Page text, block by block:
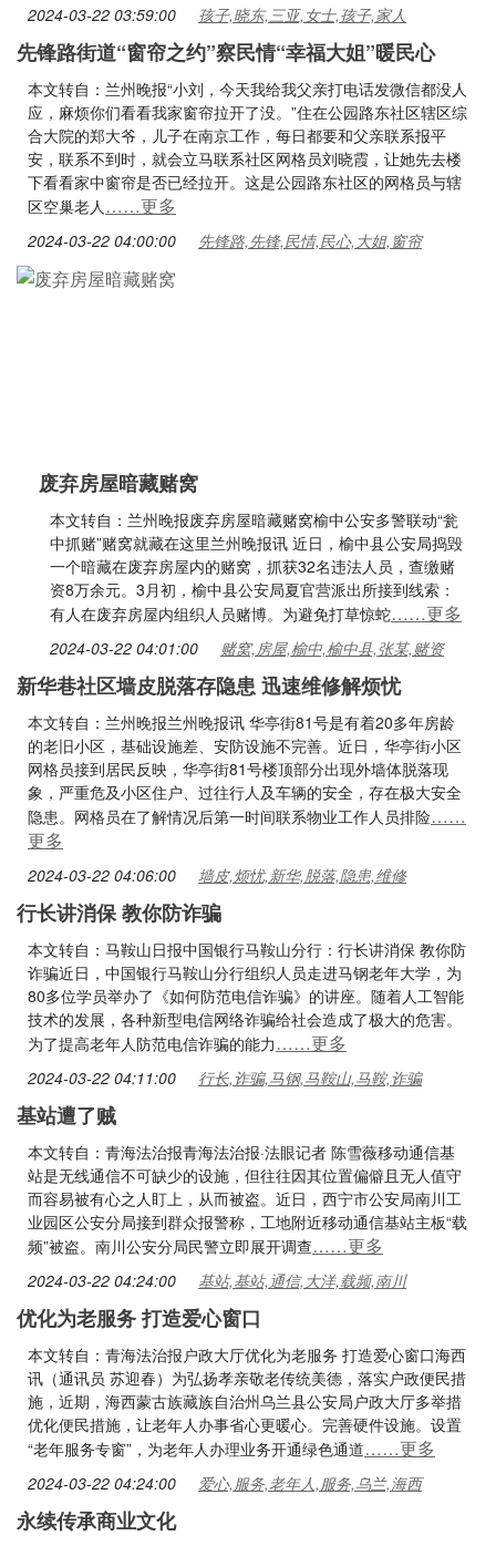
2024-03-22 03:59:00 孩子,晓东,三亚,女士,孩子,家人
先锋路街道“窗帘之约”察民情“幸福大姐”暖民心
本文转自：兰州晚报“小刘，今天我给我父亲打电话发微信都没人
应，麻烦你们看看我家窗帘拉开了没。”住在公园路东社区辖区综
合大院的郑大爷，儿子在南京工作，每日都要和父亲联系报平
安，联系不到时，就会立马联系社区网格员刘晓霞，让她先去楼
下看看家中窗帘是否已经拉开。这是公园路东社区的网格员与辖
区空巢老人……更多
2024-03-22 04:00:00 先锋路,先锋,民情,民心,大姐,窗帘
废弃房屋暗藏赌窝
本文转自：兰州晚报废弃房屋暗藏赌窝榆中公安多警联动“瓮
中抓赌”赌窝就藏在这里兰州晚报讯 近日，榆中县公安局捣毁
一个暗藏在废弃房屋内的赌窝，抓获32名违法人员，查缴赌
资8万余元。3月初，榆中县公安局夏官营派出所接到线索：
有人在废弃房屋内组织人员赌博。为避免打草惊蛇……更多
2024-03-22 04:01:00 赌窝,房屋,榆中,榆中县,张某,赌资
新华巷社区墙皮脱落存隐患 迅速维修解烦忧
本文转自：兰州晚报兰州晚报讯 华亭街81号是有着20多年房龄
的老旧小区，基础设施差、安防设施不完善。近日，华亭街小区
网格员接到居民反映，华亭街81号楼顶部分出现外墙体脱落现
象，严重危及小区住户、过往行人及车辆的安全，存在极大安全
隐患。网格员在了解情况后第一时间联系物业工作人员排险……
更多
2024-03-22 04:06:00 墙皮,烦忧,新华,脱落,隐患,维修
行长讲消保 教你防诈骗
本文转自：马鞍山日报中国银行马鞍山分行：行长讲消保 教你防
诈骗近日，中国银行马鞍山分行组织人员走进马钢老年大学，为
80多位学员举办了《如何防范电信诈骗》的讲座。随着人工智能
技术的发展，各种新型电信网络诈骗给社会造成了极大的危害。
为了提高老年人防范电信诈骗的能力……更多
2024-03-22 04:11:00 行长,诈骗,马钢,马鞍山,马鞍,诈骗
基站遭了贼
本文转自：青海法治报青海法治报·法眼记者 陈雪薇移动通信基
站是无线通信不可缺少的设施，但往往因其位置偏僻且无人值守
而容易被有心之人盯上，从而被盗。近日，西宁市公安局南川工
业园区公安分局接到群众报警称，工地附近移动通信基站主板“载
频”被盗。南川公安分局民警立即展开调查……更多
2024-03-22 04:24:00 基站,基站,通信,大洋,载频,南川
优化为老服务 打造爱心窗口
本文转自：青海法治报户政大厅优化为老服务 打造爱心窗口海西
讯（通讯员 苏迎春）为弘扬孝亲敬老传统美德，落实户政便民措
施，近期，海西蒙古族藏族自治州乌兰县公安局户政大厅多举措
优化便民措施，让老年人办事省心更暖心。完善硬件设施。设置
“老年服务专窗”，为老年人办理业务开通绿色通道……更多
2024-03-22 04:24:00 爱心,服务,老年人,服务,乌兰,海西
永续传承商业文化